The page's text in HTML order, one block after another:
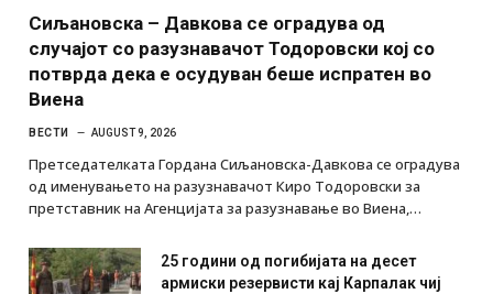
Сиљановска – Давкова се оградува од
случајот со разузнавачот Тодоровски кој со
потврда дека е осудуван беше испратен во
Виена
ВЕСТИ AUGUST 9, 2026
Претседателката Гордана Сиљановска-Давкова се оградува
од именувањето на разузнавачот Киро Тодоровски за
претставник на Агенцијата за разузнавање во Виена,…
25 години од погибијата на десет
армиски резервисти кај Карпалак чиј